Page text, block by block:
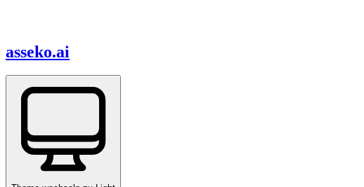
asseko.ai